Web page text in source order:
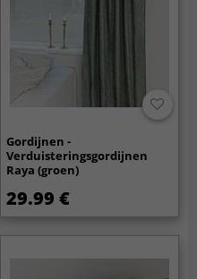
Gordijnen -
Verduisteringsgordijnen
Raya (groen)
29.99 €